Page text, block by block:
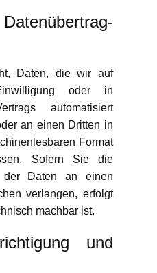
Daten, die wir auf
oder in
automatisiert
an einen Dritten in
Format
Sofern Sie die
der Daten an einen
verlangen, erfolgt
machbar ist.
und